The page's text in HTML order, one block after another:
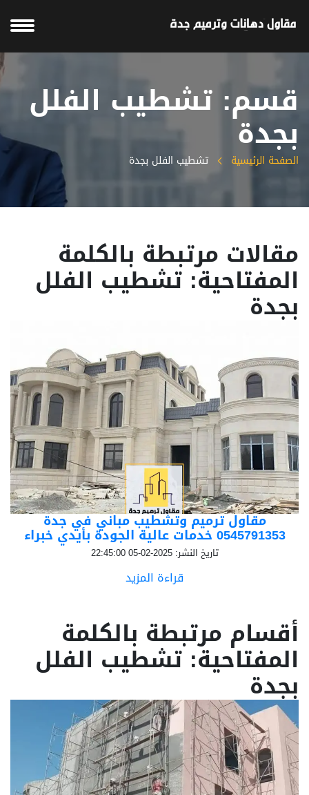
قسم: تشطيب الفلل
بجدة
الصفحة الرئيسية تشطيب الفلل بجدة
مقالات مرتبطة بالكلمة
المفتاحية: تشطيب الفلل
بجدة
مقاول ترميم وتشطيب مباني في جدة
0545791353 خدمات عالية الجودة بأيدي خبراء
تاريخ النشر: 2025-02-05 22:45:00
قراءة المزيد
أقسام مرتبطة بالكلمة
المفتاحية: تشطيب الفلل
بجدة